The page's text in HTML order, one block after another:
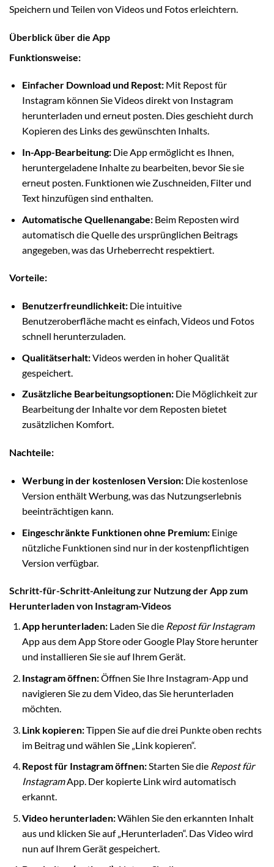
Speichern und Teilen von Videos und Fotos erleichtern.
Überblick über die App
Funktionsweise:
Einfacher Download und Repost:Mit Repost für
Instagram können Sie Videos direkt von Instagram
herunterladen und erneut posten. Dies geschieht durch
Kopieren des Links des gewünschten Inhalts.
In-App-Bearbeitung:Die App ermöglicht es Ihnen,
heruntergeladene Inhalte zu bearbeiten, bevor Sie sie
erneut posten. Funktionen wie Zuschneiden, Filter und
Text hinzufügen sind enthalten.
Automatische Quellenangabe:Beim Reposten wird
automatisch die Quelle des ursprünglichen Beitrags
angegeben, was das Urheberrecht respektiert.
Vorteile:
Benutzerfreundlichkeit:Die intuitive
Benutzeroberfläche macht es einfach, Videos und Fotos
schnell herunterzuladen.
Qualitätserhalt:Videos werden in hoher Qualität
gespeichert.
Zusätzliche Bearbeitungsoptionen:Die Möglichkeit zur
Bearbeitung der Inhalte vor dem Reposten bietet
zusätzlichen Komfort.
Nachteile:
Werbung in der kostenlosen Version:Die kostenlose
Version enthält Werbung, was das Nutzungserlebnis
beeinträchtigen kann.
Eingeschränkte Funktionen ohne Premium:Einige
nützliche Funktionen sind nur in der kostenpflichtigen
Version verfügbar.
Schritt-für-Schritt-Anleitung zur Nutzung der App zum
Herunterladen von Instagram-Videos
App herunterladen:Laden Sie die Repost für Instagram
App aus dem App Store oder Google Play Store herunter
und installieren Sie sie auf Ihrem Gerät.
Instagram öffnen:Öffnen Sie Ihre Instagram-App und
navigieren Sie zu dem Video, das Sie herunterladen
möchten.
Link kopieren:Tippen Sie auf die drei Punkte oben rechts
im Beitrag und wählen Sie „Link kopieren“.
Repost für Instagram öffnen:Starten Sie die Repost für
InstagramApp. Der kopierte Link wird automatisch
erkannt.
Video herunterladen:Wählen Sie den erkannten Inhalt
aus und klicken Sie auf „Herunterladen“. Das Video wird
nun auf Ihrem Gerät gespeichert.